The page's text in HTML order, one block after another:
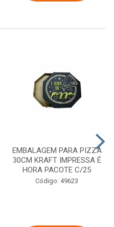
EMBALAGEM PARA PIZZA
30CM KRAFT IMPRESSA É
HORA PACOTE C/25
Código: 49623